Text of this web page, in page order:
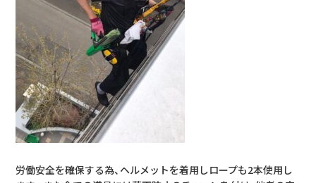
労働安全を確保する為、ヘルメットを着用しロープも2本使用し